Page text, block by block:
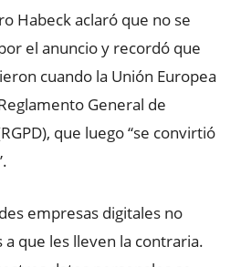
Habeck aclaró que no se
el anuncio y recordó que
cuando la Unión Europea
General de
que luego “se convirtió
empresas digitales no
que les lleven la contraria.